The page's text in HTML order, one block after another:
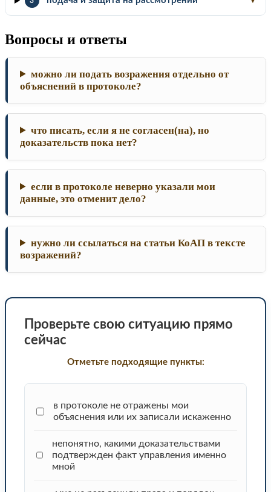
Вопросы и ответы
можно ли подать возражения отдельно от
объяснений в протоколе?
что писать, если я не согласен(на), но
доказательств пока нет?
если в протоколе неверно указали мои
данные, это отменит дело?
нужно ли ссылаться на статьи КоАП в тексте
возражений?
Проверьте свою ситуацию прямо
сейчас
Отметьте подходящие пункты:
в протоколе не отражены мои
объяснения или их записали искаженно
непонятно, какими доказательствами
подтвержден факт управления именно
мной